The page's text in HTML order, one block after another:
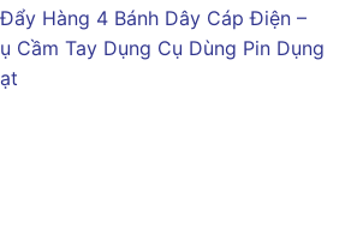
Hàng 4 Bánh Dây Cáp Điện –
Cầm Tay Dụng Cụ Dùng Pin Dụng